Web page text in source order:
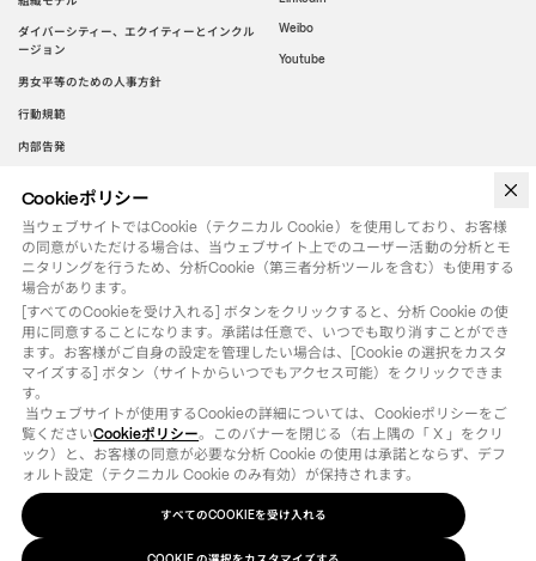
ダイバーシティー、エクイティーとインクル
ージョン
男女平等のための人事方針
行動規範
内部告発
Weibo
Youtube
WeChat
©
法律用語 COOKIEの選択をカスタマイズする
Cookieポリシー
当ウェブサイトではCookie（テクニカル Cookie）を使用しており、お客様
の同意がいただける場合は、当ウェブサイト上でのユーザー活動の分析とモ
ニタリングを行うため、分析Cookie（第三者分析ツールを含む）も使用する
場合があります。
[すべてのCookieを受け入れる] ボタンをクリックすると、分析 Cookie の使
用に同意することになります。承諾は任意で、いつでも取り消すことができ
ます。お客様がご自身の設定を管理したい場合は、[Cookie の選択をカスタ
マイズする] ボタン（サイトからいつでもアクセス可能）をクリックできま
す。
覧くださいCookieポリシー。このバナーを閉じる（右上隅の「 X 」をクリ
ック）と、お客様の同意が必要な分析 Cookie の使用は承諾とならず、デフ
ォルト設定（テクニカル Cookie のみ有効）が保持されます。
すべてのCOOKIEを受け入れる